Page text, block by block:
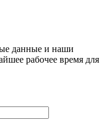
данные и наши
рабочее время для